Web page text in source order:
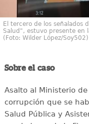
El tercero de los señalados
Salud", estuvo presente en
(Foto: Wilder López/Soy502)
Sobre el caso
Asalto al Ministerio
corrupción que se
Salud Pública y